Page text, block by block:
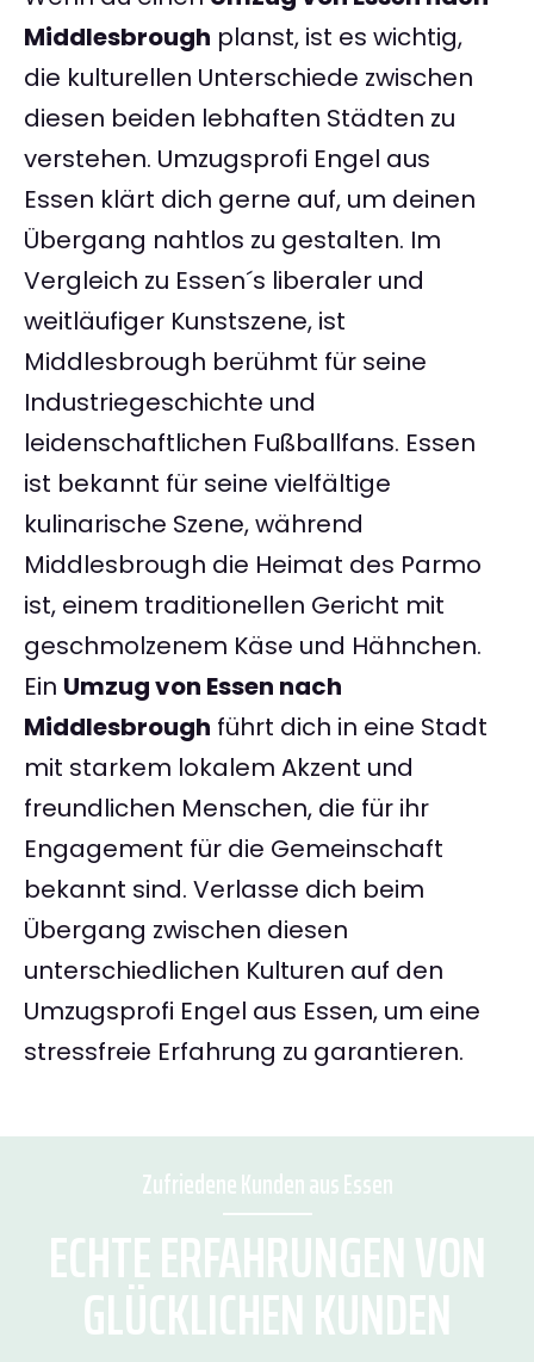
Middlesbrough planst, ist es wichtig,
die kulturellen Unterschiede zwischen
diesen beiden lebhaften Städten zu
verstehen. Umzugsprofi Engel aus
Essen klärt dich gerne auf, um deinen
Übergang nahtlos zu gestalten. Im
Vergleich zu Essen´s liberaler und
weitläufiger Kunstszene, ist
Middlesbrough berühmt für seine
Industriegeschichte und
leidenschaftlichen Fußballfans. Essen
ist bekannt für seine vielfältige
kulinarische Szene, während
Middlesbrough die Heimat des Parmo
ist, einem traditionellen Gericht mit
geschmolzenem Käse und Hähnchen.
Ein Umzug von Essen nach
Middlesbrough führt dich in eine Stadt
mit starkem lokalem Akzent und
freundlichen Menschen, die für ihr
Engagement für die Gemeinschaft
bekannt sind. Verlasse dich beim
Übergang zwischen diesen
unterschiedlichen Kulturen auf den
Umzugsprofi Engel aus Essen, um eine
stressfreie Erfahrung zu garantieren.
Zufriedene Kunden aus Essen
ECHTE ERFAHRUNGEN VON
GLÜCKLICHEN KUNDEN